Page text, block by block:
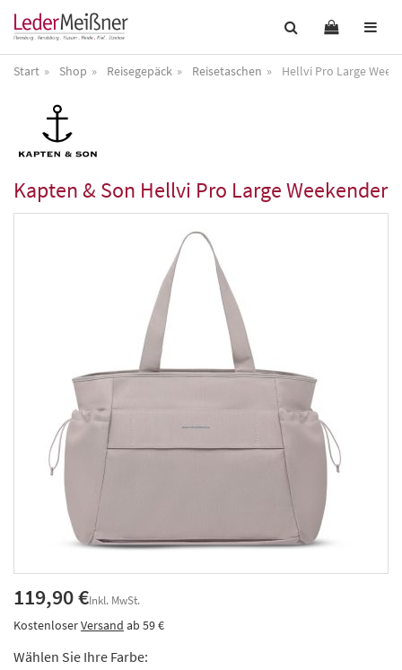
Start Shop Reisegepäck Reisetaschen Hellvi Pro Large
Kapten & Son Hellvi Pro Large Weekender
119,90 €Inkl. MwSt.
KostenloserVersand ab 59 €
Wählen Sie Ihre Farbe: